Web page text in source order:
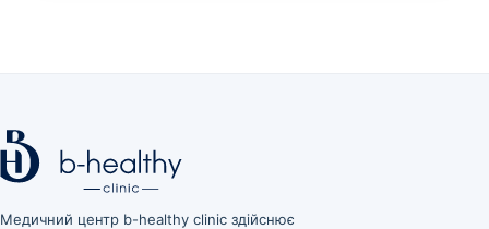
Медичний центр b-healthy clinic здійснює